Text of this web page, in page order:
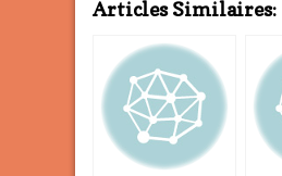
Articles Similaires: